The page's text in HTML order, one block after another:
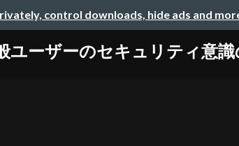
control downloads, hide ads and
ユーザーのセキュリティ意識